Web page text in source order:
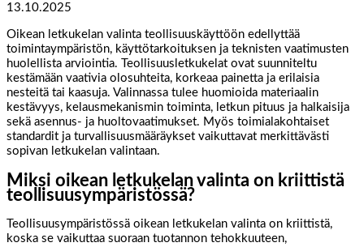
13.10.2025
Oikean letkukelan valinta teollisuuskäyttöön edellyttää
toimintaympäristön, käyttötarkoituksen ja teknisten vaatimusten
huolellista arviointia. Teollisuusletkukelat ovat suunniteltu
kestämään vaativia olosuhteita, korkeaa painetta ja erilaisia
nesteitä tai kaasuja. Valinnassa tulee huomioida materiaalin
kestävyys, kelausmekanismin toiminta, letkun pituus ja halkaisija
sekä asennus- ja huoltovaatimukset. Myös toimialakohtaiset
standardit ja turvallisuusmääräykset vaikuttavat merkittävästi
sopivan letkukelan valintaan.
Miksi oikean letkukelan valinta on kriittistä
teollisuusympäristössä?
Teollisuusympäristössä oikean letkukelan valinta on kriittistä,
koska se vaikuttaa suoraan tuotannon tehokkuuteen,